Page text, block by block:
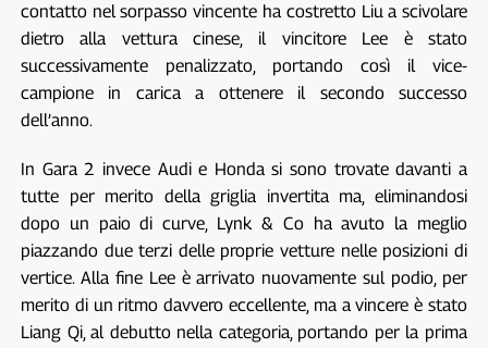
contatto nel sorpasso vincente ha costretto Liu a scivolare
dietro alla vettura cinese, il vincitore Lee è stato
successivamente penalizzato, portando così il vice-
campione in carica a ottenere il secondo successo
dell’anno.
In Gara 2 invece Audi e Honda si sono trovate davanti a
tutte per merito della griglia invertita ma, eliminandosi
dopo un paio di curve, Lynk & Co ha avuto la meglio
piazzando due terzi delle proprie vetture nelle posizioni di
vertice. Alla fine Lee è arrivato nuovamente sul podio, per
merito di un ritmo davvero eccellente, ma a vincere è stato
Liang Qi, al debutto nella categoria, portando per la prima